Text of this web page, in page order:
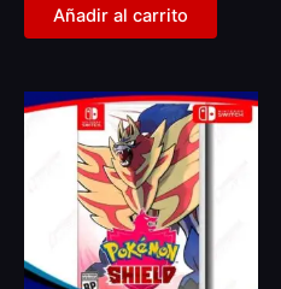
Añadir al carrito